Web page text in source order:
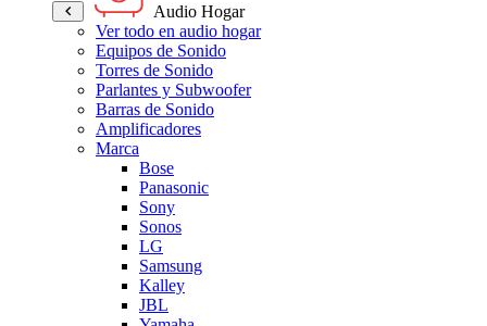
Audio Hogar
Ver todo en audio hogar
Equipos de Sonido
Torres de Sonido
Parlantes y Subwoofer
Barras de Sonido
Amplificadores
Marca
Bose
Panasonic
Sony
Sonos
LG
Samsung
Kalley
JBL